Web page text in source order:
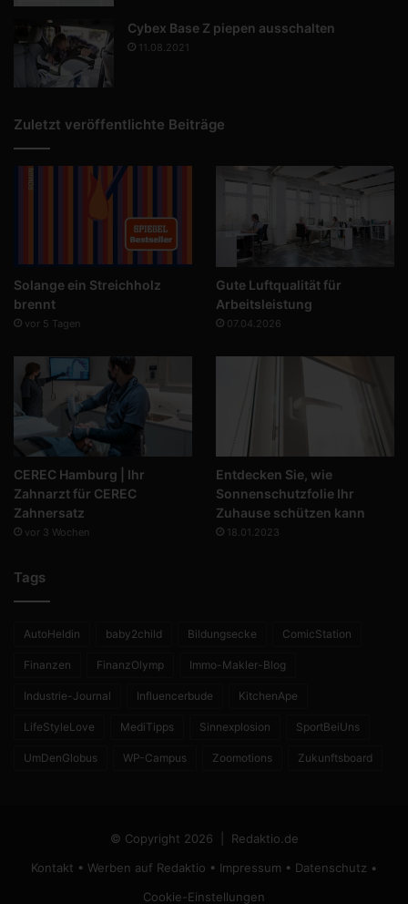
Cybex Base Z piepen ausschalten
11.08.2021
Zuletzt veröffentlichte Beiträge
Solange ein Streichholz
brennt
vor 5 Tagen
Gute Luftqualität für
Arbeitsleistung
07.04.2026
CEREC Hamburg | Ihr
Zahnarzt für CEREC
Zahnersatz
vor 3 Wochen
Entdecken Sie, wie
Sonnenschutzfolie Ihr
Zuhause schützen kann
18.01.2023
Tags
AutoHeldin baby2child Bildungsecke ComicStation
Finanzen FinanzOlymp Immo-Makler-Blog
Industrie-Journal Influencerbude KitchenApe
LifeStyleLove MediTipps Sinnexplosion SportBeiUns
UmDenGlobus WP-Campus Zoomotions Zukunftsboard
© Copyright 2026 | Redaktio.de
Kontakt • Werben auf Redaktio • Impressum • Datenschutz •
Cookie-Einstellungen